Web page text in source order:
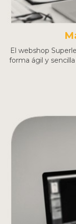
El webshop
forma ágil y